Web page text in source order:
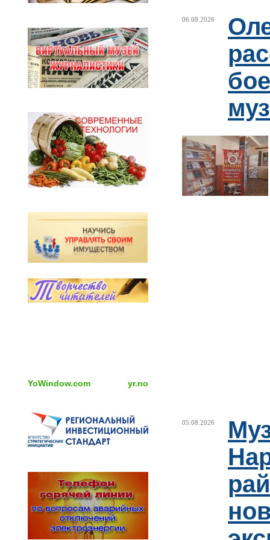
YoWindow.com yr.no
06.08.2026
05.08.2026